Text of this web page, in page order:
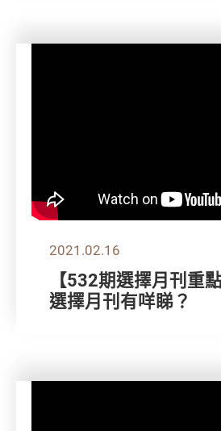
2021.02.16
【532期選擇月刊重
選擇月刊有咩睇？